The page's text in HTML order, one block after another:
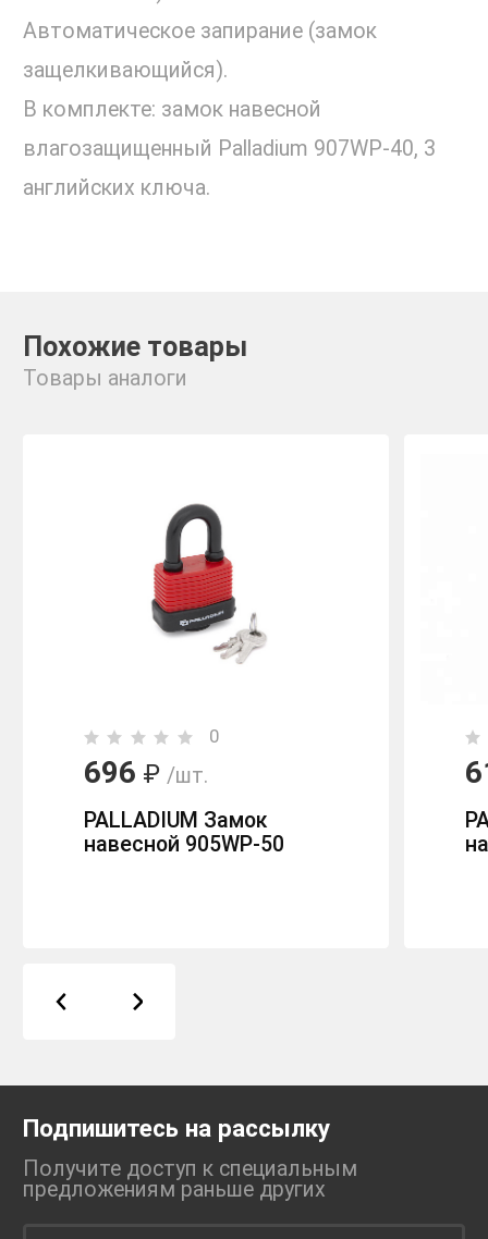
Автоматическое запирание (замок
защелкивающийся).
В комплекте: замок навесной
влагозащищенный Palladium 907WP-40, 3
английских ключа.
Похожие товары
Товары аналоги
0
696 ₽ /шт.
PALLADIUM Замок
навесной 905WP-50
Подпишитесь на рассылку
Получите доступ к специальным
предложениям раньше других